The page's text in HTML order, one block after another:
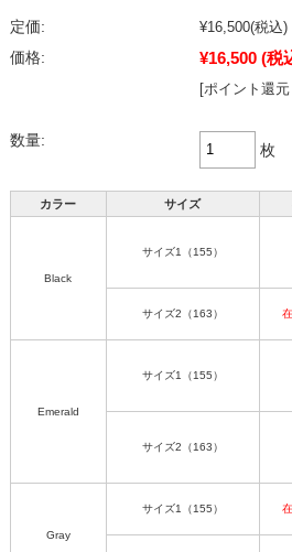
定価: ¥16,500(税込)
価格:
¥16,500 (税
[ポイント還
数量:
枚
カラー サイズ
Black
サイズ1（155）
サイズ2（163）
Emerald
サイズ1（155）
サイズ2（163）
Gray
サイズ1（155）